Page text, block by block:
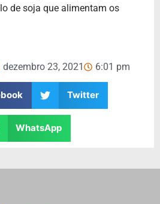
de soja que alimentam os
dezembro 23, 2021 6:01 pm
Twitter
WhatsApp